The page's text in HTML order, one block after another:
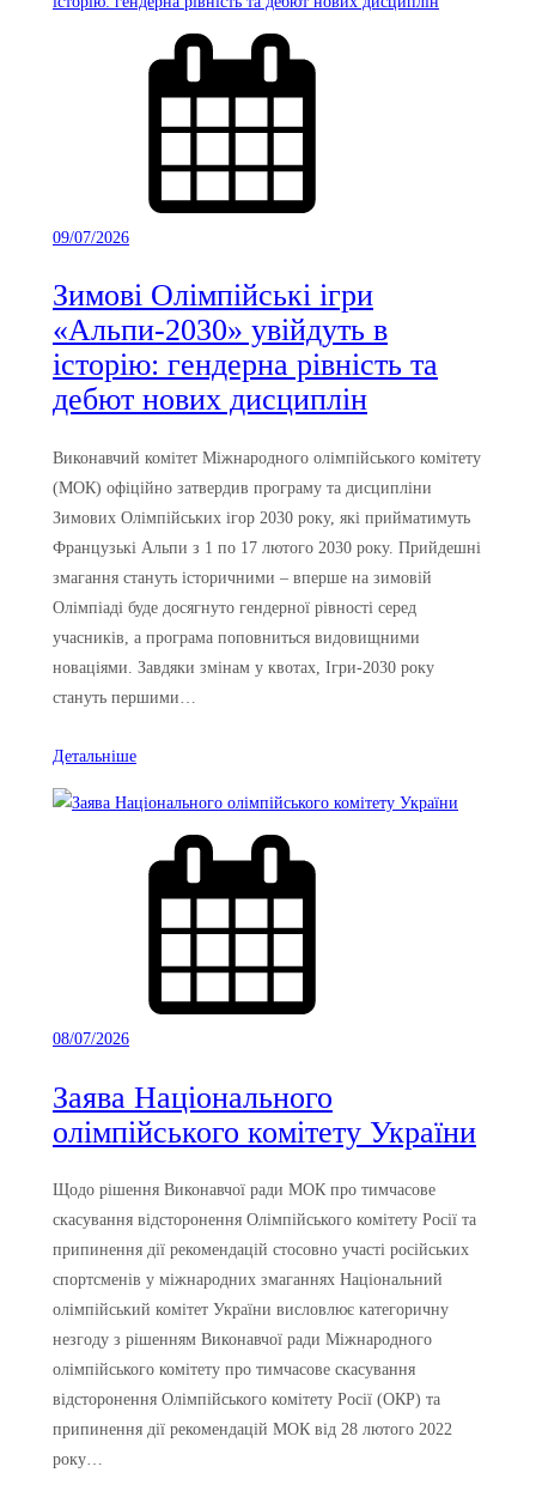
09/07/2026
Зимові Олімпійські ігри
«Альпи-2030» увійдуть в
історію: гендерна рівність та
дебют нових дисциплін
Виконавчий комітет Міжнародного олімпійського комітету
(МОК) офіційно затвердив програму та дисципліни
Зимових Олімпійських ігор 2030 року, які прийматимуть
Французькі Альпи з 1 по 17 лютого 2030 року. Прийдешні
змагання стануть історичними – вперше на зимовій
Олімпіаді буде досягнуто гендерної рівності серед
учасників, а програма поповниться видовищними
новаціями. Завдяки змінам у квотах, Ігри-2030 року
стануть першими…
Детальніше
08/07/2026
Заява Національного
олімпійського комітету України
Щодо рішення Виконавчої ради МОК про тимчасове
скасування відсторонення Олімпійського комітету Росії та
припинення дії рекомендацій стосовно участі російських
спортсменів у міжнародних змаганнях Національний
олімпійський комітет України висловлює категоричну
незгоду з рішенням Виконавчої ради Міжнародного
олімпійського комітету про тимчасове скасування
відсторонення Олімпійського комітету Росії (ОКР) та
припинення дії рекомендацій МОК від 28 лютого 2022
року…